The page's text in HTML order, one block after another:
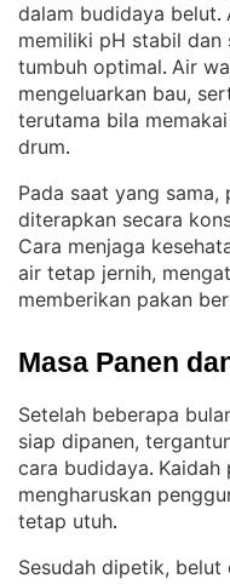
dalam budidaya belut.
memiliki pH stabil
tumbuh optimal. Air
mengeluarkan bau,
terutama bila
drum.
Pada saat yang
diterapkan secara
Cara menjaga
air tetap jernih,
memberikan pakan
Masa Panen
Setelah beberapa
siap dipanen,
cara budidaya. Kaidah
mengharuskan
tetap utuh.
Sesudah dipetik,